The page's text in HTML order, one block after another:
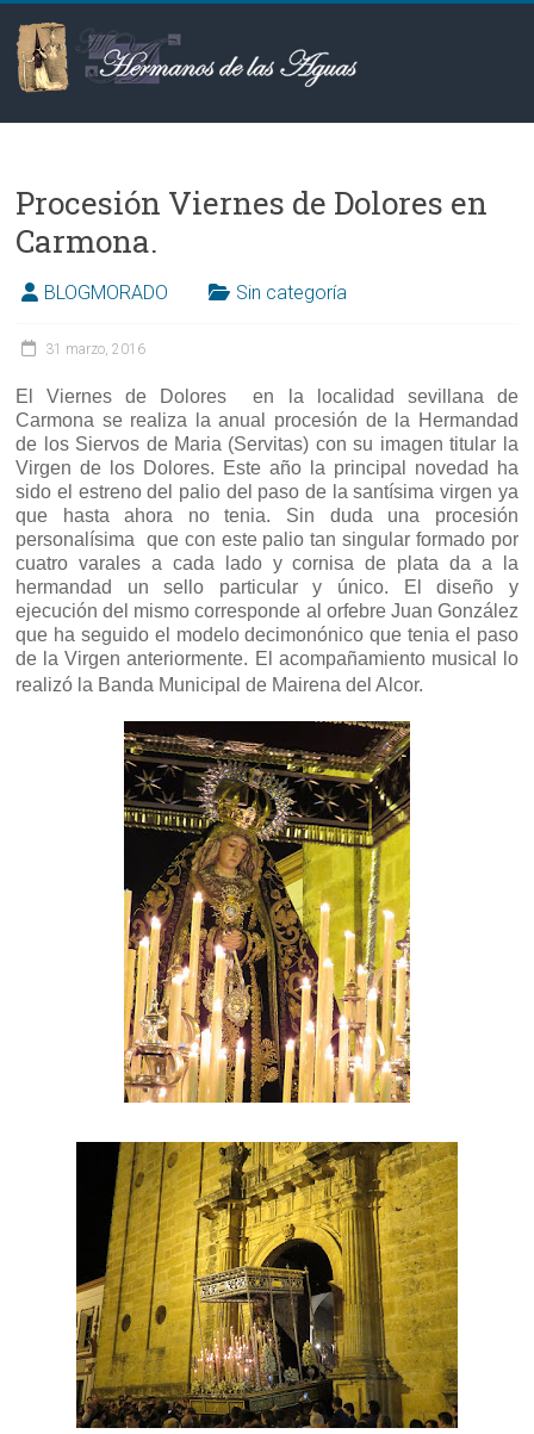
contenido
Hermanos
las
Aguas
Procesión Viernes de Dolores en
Carmona.
BLOGMORADO Sin categoría
31 marzo, 2016
El Viernes de Dolores en la localidad sevillana de
Carmona se realiza la anual procesión de la Hermandad
de los Siervos de Maria (Servitas) con su imagen titular la
Virgen de los Dolores. Este año la principal novedad ha
sido el estreno del palio del paso de la santísima virgen ya
que hasta ahora no tenia. Sin duda una procesión
personalísima que con este palio tan singular formado por
cuatro varales a cada lado y cornisa de plata da a la
hermandad un sello particular y único. El diseño y
ejecución del mismo corresponde al orfebre Juan González
que ha seguido el modelo decimonónico que tenia el paso
de la Virgen anteriormente. El acompañamiento musical lo
realizó la Banda Municipal de Mairena del Alcor.